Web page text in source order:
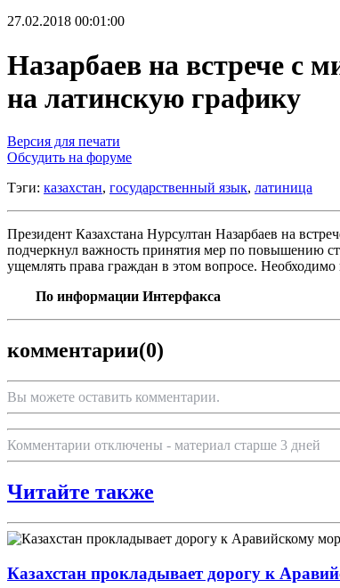
27.02.2018 00:01:00
Назарбаев на встрече с
на латинскую графику
Версия для печати
Обсудить на форуме
Тэги: казахстан, государственный язык, латиница
Президент Казахстана Нурсултан Назарбаев на
подчеркнул важность принятия мер по повышению
ущемлять права граждан в этом вопросе.
По информации Интерфакса
комментарии(0)
Вы можете оставить комментарии.
Комментарии отключены - материал старше 3 дней
Читайте также
Казахстан прокладывает дорогу к